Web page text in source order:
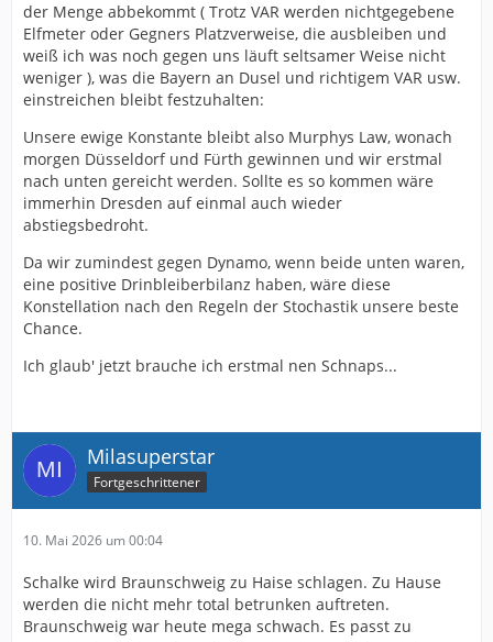
der Menge abbekommt ( Trotz VAR werden nichtgegebene
Elfmeter oder Gegners Platzverweise, die ausbleiben und
weiß ich was noch gegen uns läuft seltsamer Weise nicht
weniger ), was die Bayern an Dusel und richtigem VAR usw.
einstreichen bleibt festzuhalten:
Unsere ewige Konstante bleibt also Murphys Law, wonach
morgen Düsseldorf und Fürth gewinnen und wir erstmal
nach unten gereicht werden. Sollte es so kommen wäre
immerhin Dresden auf einmal auch wieder
abstiegsbedroht.
Da wir zumindest gegen Dynamo, wenn beide unten waren,
eine positive Drinbleiberbilanz haben, wäre diese
Konstellation nach den Regeln der Stochastik unsere beste
Chance.
Ich glaub' jetzt brauche ich erstmal nen Schnaps...
Milasuperstar
Fortgeschrittener
10. Mai 2026 um 00:04
Schalke wird Braunschweig zu Haise schlagen. Zu Hause
werden die nicht mehr total betrunken auftreten.
Braunschweig war heute mega schwach. Es passt zu